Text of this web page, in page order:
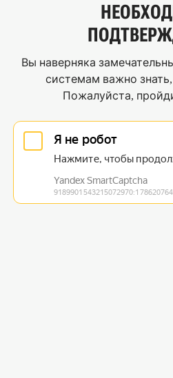
Вы наверняка
системам важно
Пожалуйста,